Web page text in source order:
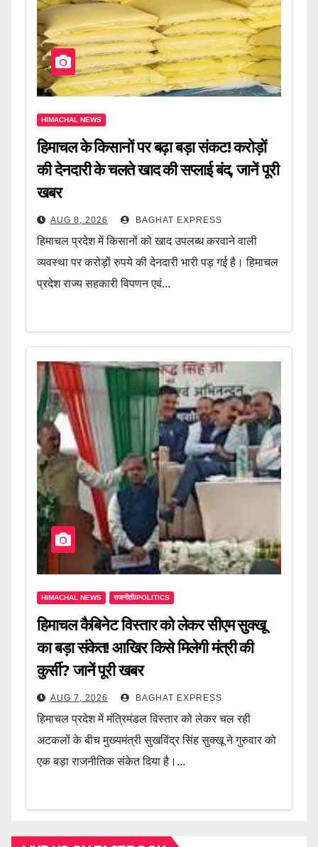
HIMACHAL NEWS
हिमाचल के किसानों पर बढ़ा बड़ा संकट! करोड़ों
की देनदारी के चलते खाद की सप्लाई बंद, जानें पूरी
खबर
AUG 8, 2026 BAGHAT EXPRESS
हिमाचल प्रदेश में किसानों को खाद उपलब्ध करवाने वाली
व्यवस्था पर करोड़ों रुपये की देनदारी भारी पड़ गई है। हिमाचल
प्रदेश राज्य सहकारी विपणन एवं...
HIMACHAL NEWS राजनीती/POLITICS
हिमाचल कैबिनेट विस्तार को लेकर सीएम सुक्खू
का बड़ा संकेत! आखिर किसे मिलेगी मंत्री की
कुर्सी? जानें पूरी खबर
AUG 7, 2026 BAGHAT EXPRESS
हिमाचल प्रदेश में मंत्रिमंडल विस्तार को लेकर चल रही
अटकलों के बीच मुख्यमंत्री सुखविंद्र सिंह सुक्खू ने गुरुवार को
एक बड़ा राजनीतिक संकेत दिया है।...